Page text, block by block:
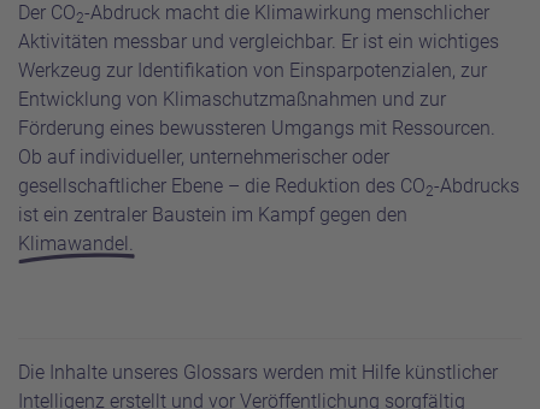
Der CO2-Abdruck macht die Klimawirkung menschlicher
Aktivitäten messbar und vergleichbar. Er ist ein wichtiges
Werkzeug zur Identifikation von Einsparpotenzialen, zur
Entwicklung von Klimaschutzmaßnahmen und zur
Förderung eines bewussteren Umgangs mit Ressourcen.
Ob auf individueller, unternehmerischer oder
gesellschaftlicher Ebene – die Reduktion des CO2-Abdrucks
ist ein zentraler Baustein im Kampf gegen den
Klimawandel.
Die Inhalte unseres Glossars werden mit Hilfe künstlicher
Intelligenz erstellt und vor Veröffentlichung sorgfältig